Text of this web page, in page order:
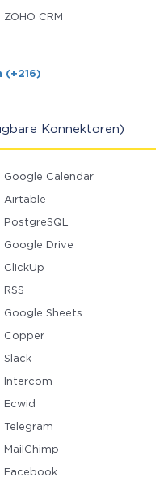
ZOHO CRM
(+216)
Konnektoren)
Google Calendar
Airtable
PostgreSQL
Google Drive
ClickUp
RSS
Google Sheets
Copper
Slack
Intercom
Ecwid
Telegram
MailChimp
Facebook